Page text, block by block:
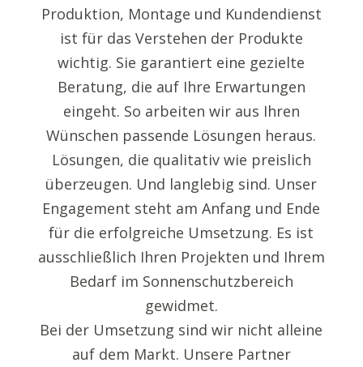
Produktion, Montage und Kundendienst
ist für das Verstehen der Produkte
wichtig. Sie garantiert eine gezielte
Beratung, die auf Ihre Erwartungen
eingeht. So arbeiten wir aus Ihren
Wünschen passende Lösungen heraus.
Lösungen, die qualitativ wie preislich
überzeugen. Und langlebig sind. Unser
Engagement steht am Anfang und Ende
für die erfolgreiche Umsetzung. Es ist
ausschließlich Ihren Projekten und Ihrem
Bedarf im Sonnenschutzbereich
gewidmet.
Bei der Umsetzung sind wir nicht alleine
auf dem Markt. Unsere Partner